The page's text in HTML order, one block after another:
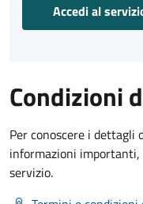
Accedi al
Condizioni
Per conoscere i dettagli
informazioni
servizio.